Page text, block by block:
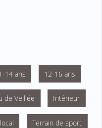
14 ans 12-16 ans
de Veillée Intérieur
Terrain de sport